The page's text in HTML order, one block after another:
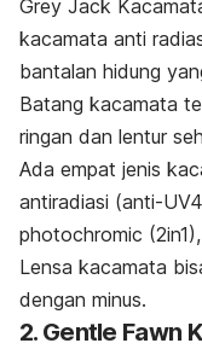
Grey Jack
kacamata anti
bantalan hidung
Batang kacamata
ringan dan lentur
Ada empat jenis
antiradiasi (anti-
photochromic
Lensa kacamata
dengan minus.
2. Gentle Fawn